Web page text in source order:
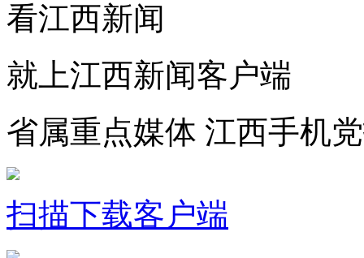
看江西新闻
就上江西新闻客户端
省属重点媒体 江西手机
扫描下载客户端